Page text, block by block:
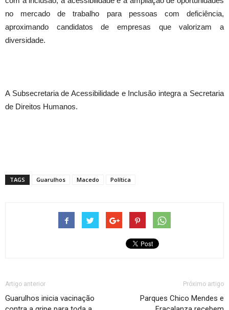
no mercado de trabalho para pessoas com deficiência,
aproximando candidatos de empresas que valorizam a
diversidade.
A Subsecretaria de Acessibilidade e Inclusão integra a Secretaria
de Direitos Humanos.
TAGS Guarulhos Macedo Política
Artigo anterior
Guarulhos inicia vacinação
Próximo artigo
Parques Chico Mendes e